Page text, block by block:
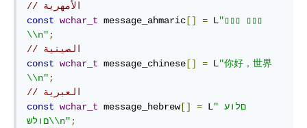
// الأمهرية
const wchar_t message_ahmaric [] = L"▯▯▯ ▯▯▯
\\n";
// الصينية
const wchar_t message_chinese [] = L"你好，世界
\\n";
// العبرية
const wchar_t message_hebrew[] = L"םלוע
םולש\\n";